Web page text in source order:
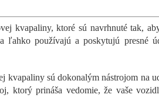
kvapaliny, ktoré sú navrhnuté tak,
ľahko používajú a poskytujú presné
kvapaliny sú dokonalým nástrojom na
ktorý prináša vedomie, že vaše